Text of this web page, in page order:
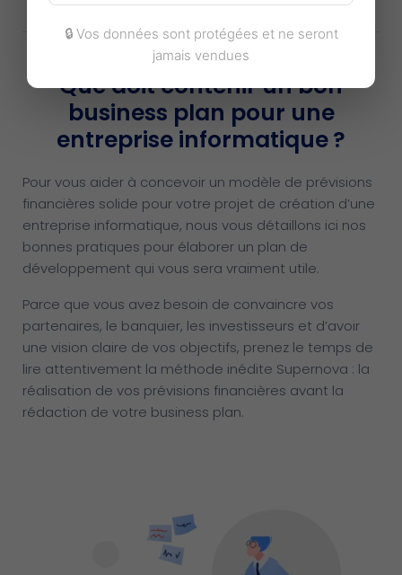
Que doit contenir un bon
business plan pour une
entreprise informatique ?
Pour vous aider à concevoir un modèle de prévisions
financières solide pour votre projet de création d’une
entreprise informatique, nous vous détaillons ici nos
bonnes pratiques pour élaborer un plan de
développement qui vous sera vraiment utile.
Parce que vous avez besoin de convaincre vos
partenaires, le banquier, les investisseurs et d’avoir
une vision claire de vos objectifs, prenez le temps de
lire attentivement la méthode inédite Supernova : la
réalisation de vos prévisions financières avant la
rédaction de votre business plan.
🔒 Vos données sont protégées et ne seront
jamais vendues